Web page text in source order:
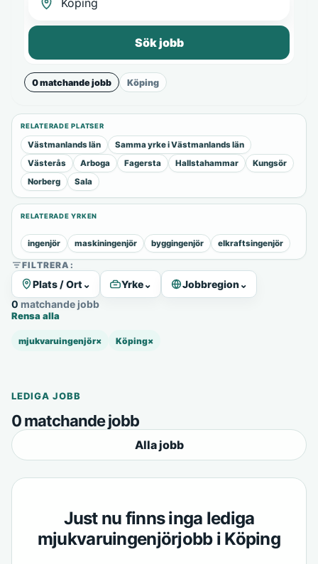
Sök jobb
0 matchande jobb Köping
RELATERADE PLATSER
Västmanlands län
Samma yrke i Västmanlands län
Västerås
Arboga Fagersta Hallstahammar
Kungsör
Norberg
Sala
RELATERADE YRKEN
ingenjör maskiningenjör byggingenjör elkraftsingenjör
FILTRERA:
Plats / Ort ⌄ Yrke⌄ Jobbregion⌄
0 matchande jobb
Rensa alla
mjukvaruingenjör× Köping×
LEDIGA JOBB
0 matchande jobb
Alla jobb
Just nu finns inga lediga
mjukvaruingenjörjobb i Köping